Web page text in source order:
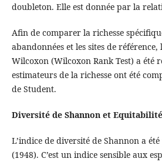
doubleton. Elle est donnée par la
Afin de comparer la richesse
abandonnées et les sites de
Wilcoxon (Wilcoxon Rank Test) a été
estimateurs de la richesse ont été
de Student.
Diversité de Shannon et
L’indice de diversité de Shannon a
(1948). C’est un indice sensible aux